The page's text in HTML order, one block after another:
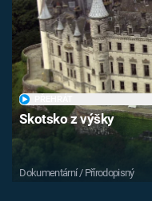
Skotsko z výšky
Dokumentární / Přírodopisný